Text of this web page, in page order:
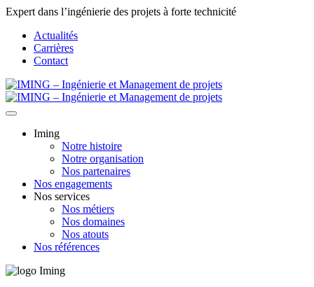
Expert dans l’ingénierie des projets à forte technicité
Actualités
Carrières
Contact
Iming
Notre histoire
Notre organisation
Nos partenaires
Nos engagements
Nos services
Nos métiers
Nos domaines
Nos atouts
Nos références